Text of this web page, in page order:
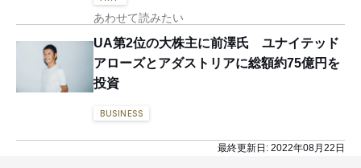
あわせて読みたい
UA第2位の大株主に前澤氏 ユナイテッド
アローズとアダストリアに総額約75億円を
投資
BUSINESS
最終更新日: 2022年08月22日